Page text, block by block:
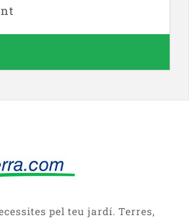
pel teu jardí. Terres,